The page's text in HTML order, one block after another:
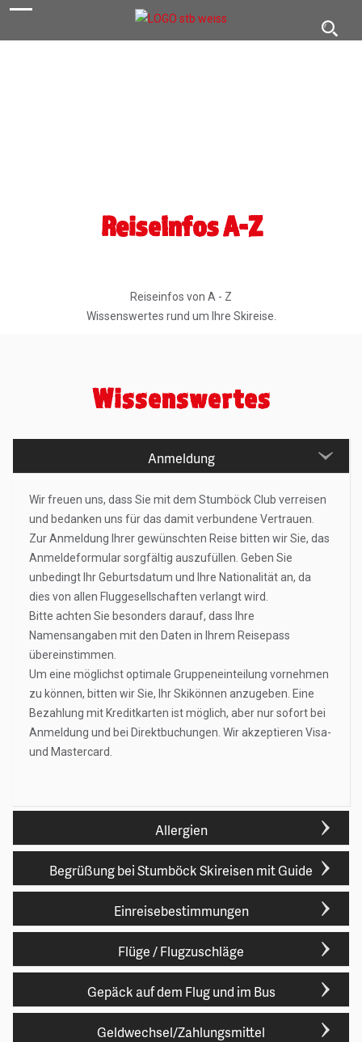
Reiseinfos A-Z
Reiseinfos von A - Z
Wissenswertes rund um Ihre Skireise.
Wissenswertes
Anmeldung
Wir freuen uns, dass Sie mit dem Stumböck Club verreisen
und bedanken uns für das damit verbundene Vertrauen.
Zur Anmeldung Ihrer gewünschten Reise bitten wir Sie, das
Anmeldeformular sorgfältig auszufüllen. Geben Sie
unbedingt Ihr Geburtsdatum und Ihre Nationalität an, da
dies von allen Fluggesellschaften verlangt wird.
Bitte achten Sie besonders darauf, dass Ihre
Namensangaben mit den Daten in Ihrem Reisepass
übereinstimmen.
Um eine möglichst optimale Gruppeneinteilung vornehmen
zu können, bitten wir Sie, Ihr Skikönnen anzugeben. Eine
Bezahlung mit Kreditkarten ist möglich, aber nur sofort bei
Anmeldung und bei Direktbuchungen. Wir akzeptieren Visa-
und Mastercard.
Allergien
Begrüßung bei Stumböck Skireisen mit Guide
Einreisebestimmungen
Flüge / Flugzuschläge
Gepäck auf dem Flug und im Bus
Geldwechsel/Zahlungsmittel